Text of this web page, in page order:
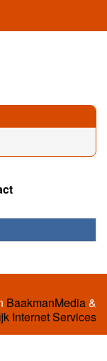
BaakmanMedia&
Internet Services